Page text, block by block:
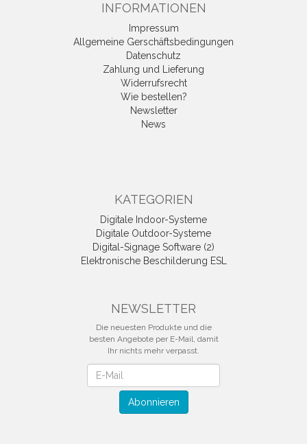
INFORMATIONEN
Impressum
Allgemeine Gerschäftsbedingungen
Datenschutz
Zahlung und Lieferung
Widerrufsrecht
Wie bestellen?
Newsletter
News
KATEGORIEN
Digitale Indoor-Systeme
Digitale Outdoor-Systeme
Digital-Signage Software (2)
Elektronische Beschilderung ESL
NEWSLETTER
Die neuesten Produkte und die
besten Angebote per E-Mail, damit
Ihr nichts mehr verpasst.
Abonnieren